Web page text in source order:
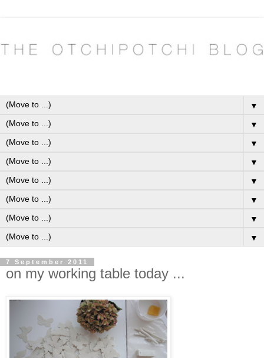
▼
▼
▼
▼
▼
▼
▼
▼
7 September 2011
on my working table today ...